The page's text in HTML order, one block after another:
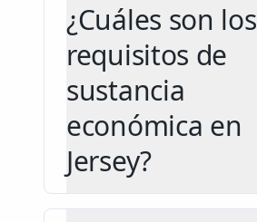
¿Cuáles son los
requisitos de
sustancia
económica en
Jersey?